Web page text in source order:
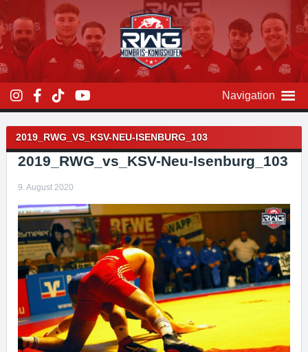
Inhalt
überspringen
Navigation
2019_RWG_VS_KSV-NEU-ISENBURG_103
2019_RWG_vs_KSV-Neu-Isenburg_103
9. August 2020
Beitragsnavigation